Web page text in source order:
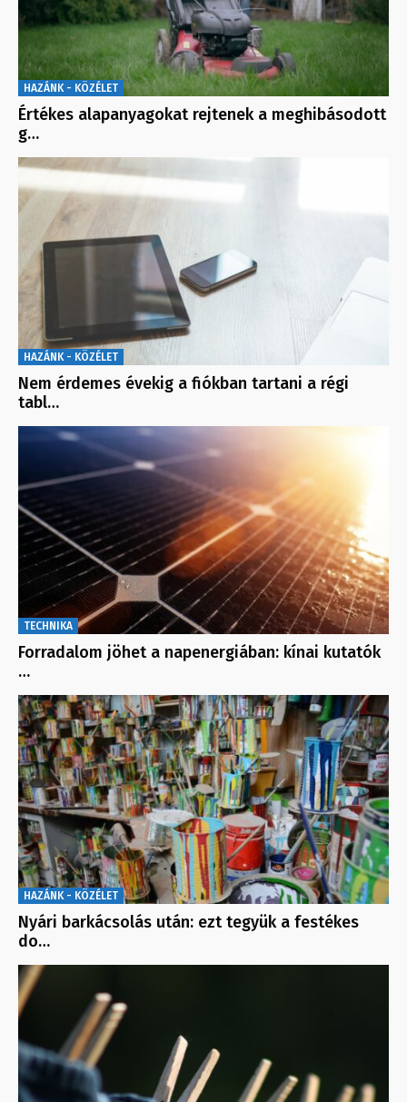
HAZÁNK - KÖZÉLET
Értékes alapanyagokat rejtenek a meghibásodott
g…
HAZÁNK - KÖZÉLET
Nem érdemes évekig a fiókban tartani a régi
tabl…
TECHNIKA
Forradalom jöhet a napenergiában: kínai kutatók
…
HAZÁNK - KÖZÉLET
Nyári barkácsolás után: ezt tegyük a festékes
do…